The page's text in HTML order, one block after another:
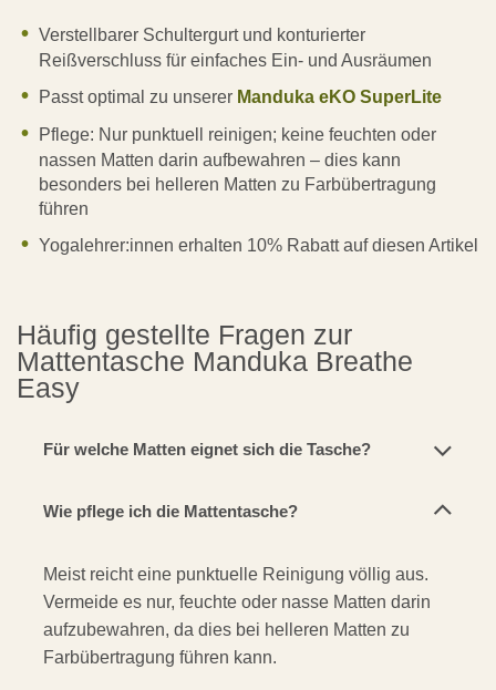
Verstellbarer Schultergurt und konturierter
Reißverschluss für einfaches Ein- und Ausräumen
Passt optimal zu unserer Manduka eKO SuperLite
Pflege: Nur punktuell reinigen; keine feuchten oder
nassen Matten darin aufbewahren – dies kann
besonders bei helleren Matten zu Farbübertragung
führen
Yogalehrer:innen erhalten 10% Rabatt auf diesen Artikel
Häufig gestellte Fragen zur
Mattentasche Manduka Breathe
Easy
Für welche Matten eignet sich die Tasche?
Wie pflege ich die Mattentasche?
Meist reicht eine punktuelle Reinigung völlig aus.
Vermeide es nur, feuchte oder nasse Matten darin
aufzubewahren, da dies bei helleren Matten zu
Farbübertragung führen kann.